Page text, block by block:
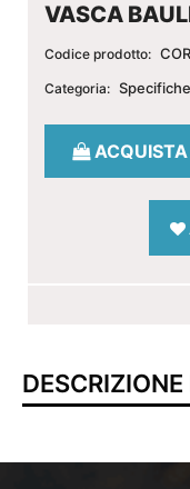
VASCA
Codice prodotto:
Categoria: Specifiche
Quantità
ACQUISTA